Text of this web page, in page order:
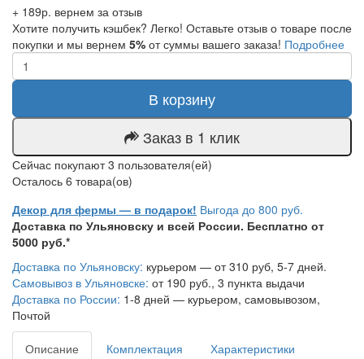
+ 189р. вернем за отзыв
Хотите получить кэшбек? Легко! Оставьте отзыв о товаре после
покупки и мы вернем 5% от суммы вашего заказа! Подробнее
В корзину
Заказ в 1 клик
Сейчас покупают 3 пользователя(ей)
Осталось 6 товара(ов)
Декор для фермы — в подарок! Выгода до 800 руб.
Доставка по Ульяновску и всей России. Бесплатно от
5000 руб.*
Доставка по Ульяновску: курьером — от 310 руб, 5-7 дней.
Самовывоз в Ульяновске: от 190 руб., 3 пункта выдачи
Доставка по России: 1-8 дней — курьером, самовывозом,
Почтой
Описание Комплектация Характеристики